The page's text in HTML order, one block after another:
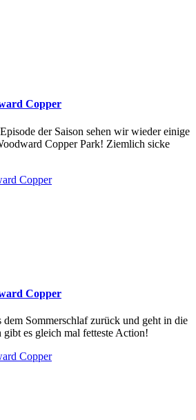
Copper
der Saison sehen wir wieder einige
Copper Park! Ziemlich sicke
Copper
Copper
Sommerschlaf zurück und geht in die
es gleich mal fetteste Action!
Copper